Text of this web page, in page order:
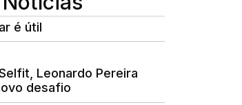
é útil
Leonardo Pereira
desafio